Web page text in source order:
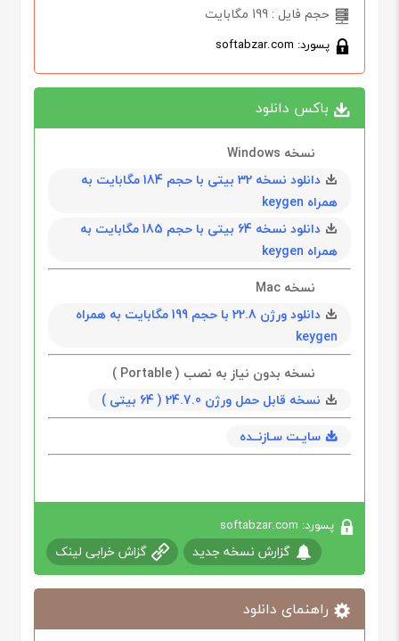
حجم فایل : 199 مگابایت
پسورد: softabzar.com
باکس دانلود
نسخه Windows
دانلود نسخه 32 بیتی با حجم 184 مگابايت به
همراه keygen
دانلود نسخه 64 بیتی با حجم 185 مگابايت به
همراه keygen
نسخه Mac
دانلود ورژن 22.8 با حجم 199 مگابایت به همراه
keygen
نسخه بدون نیاز به نصب ( Portable )
نسخه قابل حمل ورژن 24.7.0 ( 64 بیتی )
سایـت سـازنــده
پسورد: softabzar.com
گزارش نسخه جدید گزاش خرابی لینک
راهنمای دانلود